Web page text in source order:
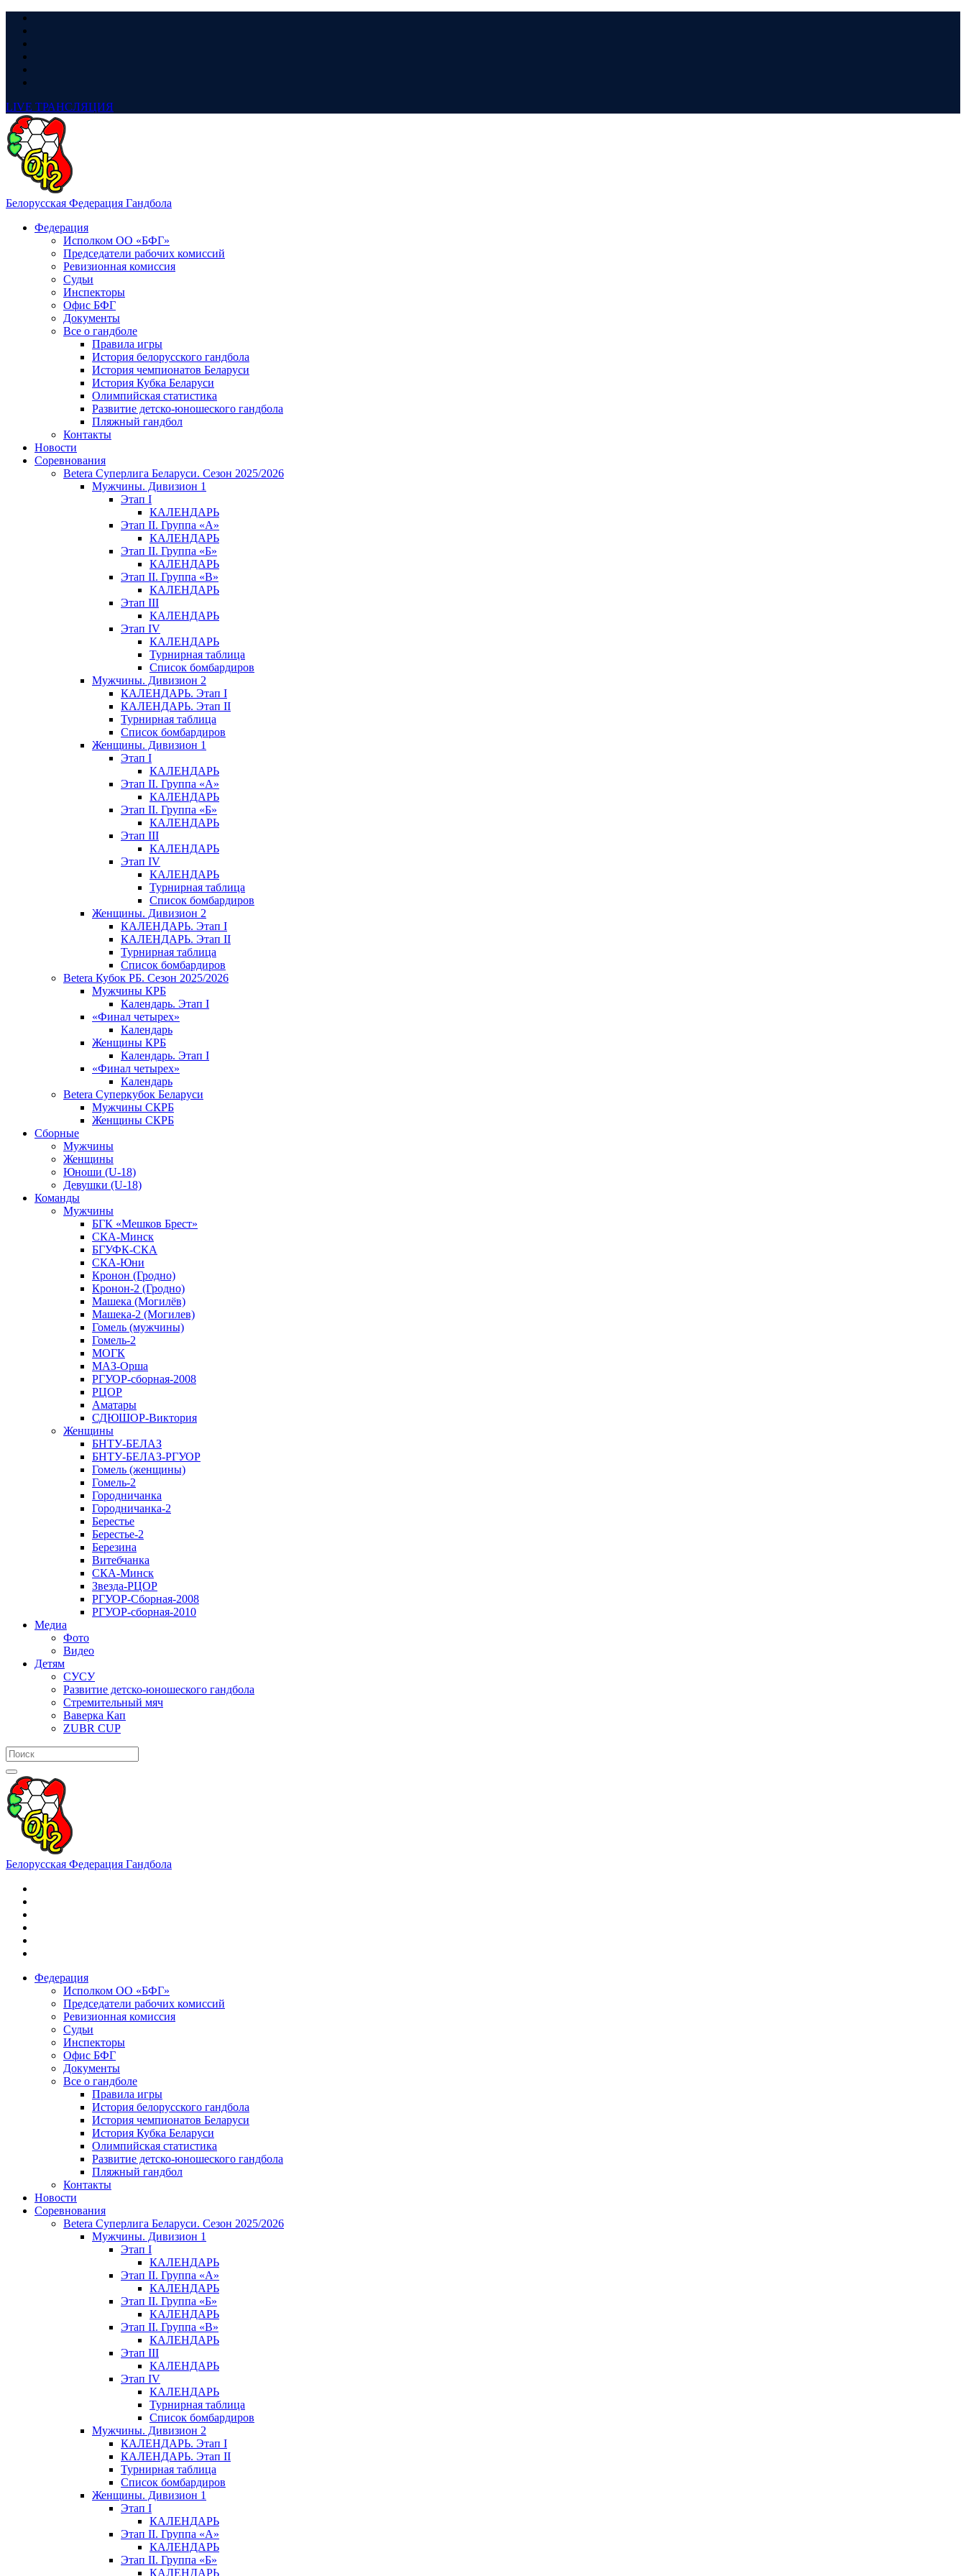
LIVE ТРАНСЛЯЦИЯ
Белорусская Федерация Гандбола
Федерация
Исполком ОО «БФГ»
Председатели рабочих комиссий
Ревизионная комиссия
Судьи
Инспекторы
Офис БФГ
Документы
Все о гандболе
Правила игры
История белорусского гандбола
История чемпионатов Беларуси
История Кубка Беларуси
Олимпийская статистика
Развитие детско-юношеского гандбола
Пляжный гандбол
Контакты
Новости
Соревнования
Betera Суперлига Беларуси. Сезон 2025/2026
Мужчины. Дивизион 1
Этап I
КАЛЕНДАРЬ
Этап II. Группа «А»
КАЛЕНДАРЬ
Этап II. Группа «Б»
КАЛЕНДАРЬ
Этап II. Группа «В»
КАЛЕНДАРЬ
Этап III
КАЛЕНДАРЬ
Этап IV
КАЛЕНДАРЬ
Турнирная таблица
Список бомбардиров
Мужчины. Дивизион 2
КАЛЕНДАРЬ. Этап I
КАЛЕНДАРЬ. Этап II
Турнирная таблица
Список бомбардиров
Женщины. Дивизион 1
Этап I
КАЛЕНДАРЬ
Этап II. Группа «А»
КАЛЕНДАРЬ
Этап II. Группа «Б»
КАЛЕНДАРЬ
Этап III
КАЛЕНДАРЬ
Этап IV
КАЛЕНДАРЬ
Турнирная таблица
Список бомбардиров
Женщины. Дивизион 2
КАЛЕНДАРЬ. Этап I
КАЛЕНДАРЬ. Этап II
Турнирная таблица
Список бомбардиров
Betera Кубок РБ. Сезон 2025/2026
Мужчины КРБ
Календарь. Этап I
«Финал четырех»
Календарь
Женщины КРБ
Календарь. Этап I
«Финал четырех»
Календарь
Betera Суперкубок Беларуси
Мужчины СКРБ
Женщины СКРБ
Сборные
Мужчины
Женщины
Юноши (U-18)
Девушки (U-18)
Команды
Мужчины
БГК «Мешков Брест»
СКА-Минск
БГУФК-СКА
СКА-Юни
Кронон (Гродно)
Кронон-2 (Гродно)
Машека (Могилёв)
Машека-2 (Могилев)
Гомель (мужчины)
Гомель-2
МОГК
МАЗ-Орша
РГУОР-сборная-2008
РЦОР
Аматары
СДЮШОР-Виктория
Женщины
БНТУ-БЕЛАЗ
БНТУ-БЕЛАЗ-РГУОР
Гомель (женщины)
Гомель-2
Городничанка
Городничанка-2
Берестье
Берестье-2
Березина
Витебчанка
СКА-Минск
Звезда-РЦОР
РГУОР-Сборная-2008
РГУОР-сборная-2010
Медиа
Фото
Видео
Детям
СУСУ
Развитие детско-юношеского гандбола
Стремительный мяч
Ваверка Кап
ZUBR CUP
Белорусская Федерация Гандбола
Федерация
Исполком ОО «БФГ»
Председатели рабочих комиссий
Ревизионная комиссия
Судьи
Инспекторы
Офис БФГ
Документы
Все о гандболе
Правила игры
История белорусского гандбола
История чемпионатов Беларуси
История Кубка Беларуси
Олимпийская статистика
Развитие детско-юношеского гандбола
Пляжный гандбол
Контакты
Новости
Соревнования
Betera Суперлига Беларуси. Сезон 2025/2026
Мужчины. Дивизион 1
Этап I
КАЛЕНДАРЬ
Этап II. Группа «А»
КАЛЕНДАРЬ
Этап II. Группа «Б»
КАЛЕНДАРЬ
Этап II. Группа «В»
КАЛЕНДАРЬ
Этап III
КАЛЕНДАРЬ
Этап IV
КАЛЕНДАРЬ
Турнирная таблица
Список бомбардиров
Мужчины. Дивизион 2
КАЛЕНДАРЬ. Этап I
КАЛЕНДАРЬ. Этап II
Турнирная таблица
Список бомбардиров
Женщины. Дивизион 1
Этап I
КАЛЕНДАРЬ
Этап II. Группа «А»
КАЛЕНДАРЬ
Этап II. Группа «Б»
КАЛЕНДАРЬ